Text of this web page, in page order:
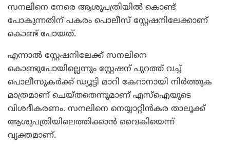
സനലിനെ നേരെ ആശുപത്രിയില്‍ കൊണ്ട്
പോകുന്നതിന് പകരം പൊലീസ് സ്റ്റേഷനിലേക്കാണ്
കൊണ്ട് പോയത്.
എന്നാല്‍ സ്റ്റേഷനിലേക്ക് സനലിനെ
കൊണ്ടുപോയില്ലെന്നും സ്റ്റേഷന് പുറത്ത് വച്ച്
പൊലീസുകര്‍ക്ക് ഡ്യൂട്ടി മാറി കേറാനായി നിര്‍ത്തുക
മാത്രമാണ് ചെയ്തതെന്നുമാണ് എസ്‌ഐയുടെ
വിശദീകരണം. സനലിനെ നെയ്യാറ്റിന്‍കര താലൂക്ക്
ആശുപത്രിയിലെത്തിക്കാന്‍ വൈകിയെന്ന്
വ്യക്തമാണ്.